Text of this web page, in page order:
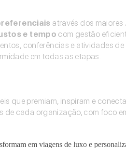
através dos maiores
e tempo com gestão
conferências e atividades de
em todas as etapas.
que premiam, inspiram e
de cada organização, com foco